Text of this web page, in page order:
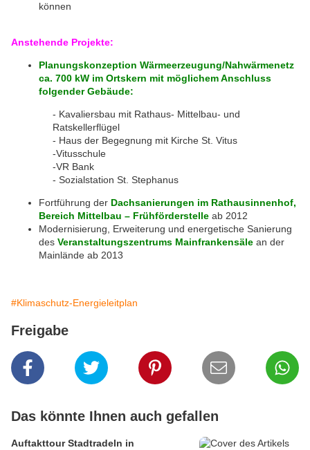
können
Anstehende Projekte:
Planungskonzeption Wärmeerzeugung/Nahwärmenetz
ca. 700 kW im Ortskern mit möglichem Anschluss
folgender Gebäude:
- Kavaliersbau mit Rathaus- Mittelbau- und
Ratskellerflügel
- Haus der Begegnung mit Kirche St. Vitus
-Vitusschule
-VR Bank
- Sozialstation St. Stephanus
Fortführung der Dachsanierungen im Rathausinnenhof,
Bereich Mittelbau – Frühförderstelle ab 2012
Modernisierung, Erweiterung und energetische Sanierung
des Veranstaltungszentrums Mainfrankensäle an der
Mainlände ab 2013
#Klimaschutz-Energieleitplan
Freigabe
Das könnte Ihnen auch gefallen
Auftakttour Stadtradeln in